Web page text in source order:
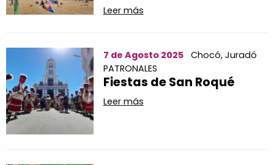
Leer más
7 de Agosto 2025 Chocó, Juradó
PATRONALES
Fiestas de San Roqué
Leer más